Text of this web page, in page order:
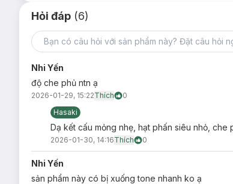
Hỏi đáp (6)
Nhi Yến
độ che phủ ntn ạ
2026-01-29, 15:22Thích
0
Hasaki
Dạ kết cấu mỏng nhẹ, hạt phấn siêu nhỏ, che
2026-01-30, 14:16Thích 0
Nhi Yến
sản phẩm này có bị xuống tone nhanh ko ạ